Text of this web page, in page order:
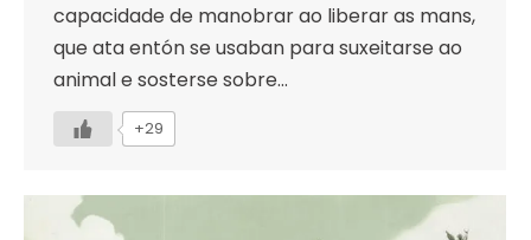
capacidade de manobrar ao liberar as mans,
que ata entón se usaban para suxeitarse ao
animal e sosterse sobre…
+29